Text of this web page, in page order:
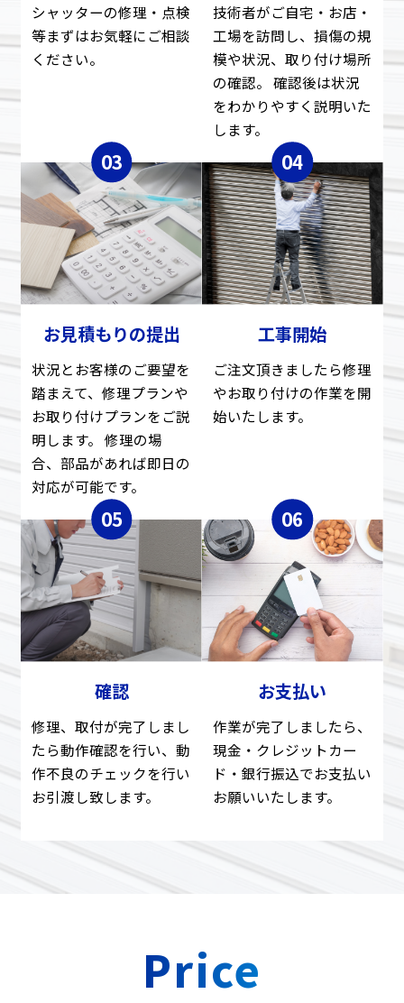
シャッターの修理・点検
等まずはお気軽にご相談
ください。
技術者がご自宅・お店・
工場を訪問し、損傷の規
模や状況、取り付け場所
の確認。 確認後は状況
をわかりやすく説明いた
します。
お見積もりの提出
状況とお客様のご要望を
踏まえて、修理プランや
お取り付けプランをご説
明します。 修理の場
合、部品があれば即日の
対応が可能です。
工事開始
ご注文頂きましたら修理
やお取り付けの作業を開
始いたします。
確認
修理、取付が完了しまし
たら動作確認を行い、動
作不良のチェックを行い
お引渡し致します。
お支払い
作業が完了しましたら、
現金・クレジットカー
ド・銀行振込でお支払い
お願いいたします。
Price